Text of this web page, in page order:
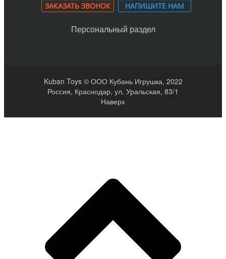
ЗАКАЗАТЬ ЗВОНОК НАПИШИТЕ НАМ
Персональный раздел
Kuban Toys © ООО Кубань Игрушка, 2022
Россия, Краснодар, ул. Уральская, 83/1
Наверх